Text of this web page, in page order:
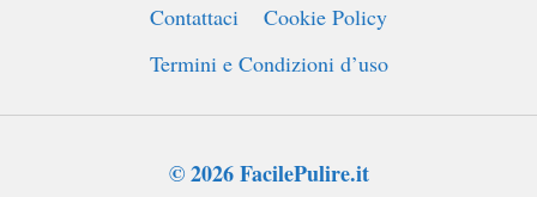
Contattaci
Cookie Policy
Termini e Condizioni d’uso
© 2026 FacilePulire.it